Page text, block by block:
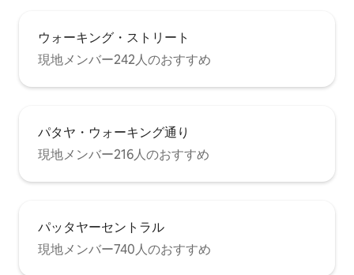
ウォーキング・ストリート
現地メンバー242人のおすすめ
パタヤ・ウォーキング通り
現地メンバー216人のおすすめ
パッタヤーセントラル
現地メンバー740人のおすすめ